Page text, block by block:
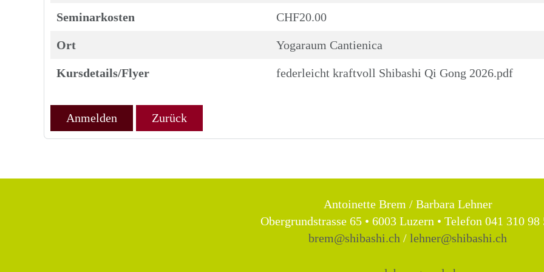
Seminarkosten CHF20.00
Ort Yogaraum Cantienica
Kursdetails/Flyer federleicht kraftvoll Shibashi Qi Gong 2026.pdf
Anmelden Zurück
Antoinette Brem / Barbara Lehner
Obergrundstrasse 65 • 6003 Luzern • Telefon 041 310 98
brem@shibashi.ch /lehner@shibashi.ch